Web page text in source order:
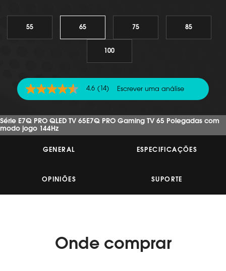
55 65 75 85
100
4.6
de
estrelas,
valor
médio
classificação.
4.6 (14) Escrever uma análise
Série E7Q PRO QLED TV 65E7Q PRO Gaming TV 65 Polegadas com
modo jogo 144Hz
GENERAL ESPECIFICAÇÕES
OPINIÕES SUPORTE
Onde comprar